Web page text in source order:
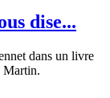
dise...
dans un livre
Martin.